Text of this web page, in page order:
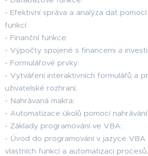
- Efektivní správa a analýza dat
funkcí.
- Finanční funkce:
- Výpočty spojené s financemi a
- Formulářové prvky:
- Vytváření interaktivních formulářů a
uživatelské rozhraní.
- Nahrávaná makra:
- Automatizace úkolů pomocí nahrávání
- Základy programování ve VBA:
- Úvod do programování v jazyce
vlastních funkcí a automatizaci procesů.